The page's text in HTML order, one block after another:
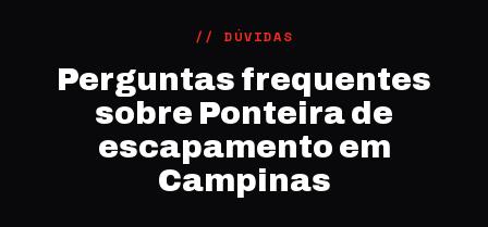
// DÚVIDAS
Perguntas frequentes
sobre Ponteira de
escapamento em
Campinas